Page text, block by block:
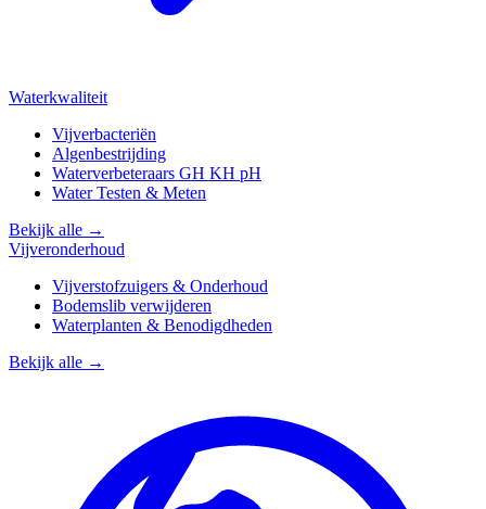
Waterkwaliteit
Vijverbacteriën
Algenbestrijding
Waterverbeteraars GH KH pH
Water Testen & Meten
Bekijk alle →
Vijveronderhoud
Vijverstofzuigers & Onderhoud
Bodemslib verwijderen
Waterplanten & Benodigdheden
Bekijk alle →